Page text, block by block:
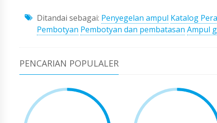
Ditandai sebagai: Penyegelan ampul Katalog
Pembotyan Pembotyan dan pembatasan Ampul
PENCARIAN POPULALER